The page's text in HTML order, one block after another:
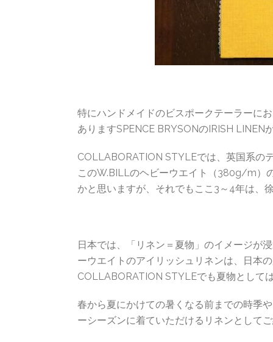
特にハンドメイドのビスポークテーラーに
ありますSPENCE BRYSONのIRISH LINEN
COLLABORATION STYLEでは、英国系の
このW.BILLのヘビーウエイト（380g/m）
かと思いますが、それでもここ3～4年は、
日本では、「リネン＝夏物」のイメージが
ーウエイトのアイリッシュリネンは、日本
COLLABORATION STYLEでも夏物として
春から夏にかけての暑くなる前までの時季
ーシーズンに着ていただけるリネンとして